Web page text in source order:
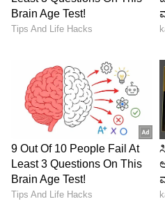
ಅವರ ಬೋಲ್ಡ್ ಫೋಟೋಗಳಿಗೆ
ಬೇಸರ ವ್ಯಕ್ತಪಡಿಸಿದ್ದಾರೆ.
ಫೋಟೋಗಳಿಗೆ ಕಾಮೆಂಟ್
ನಮ್ರತಾ ಗೌಡ ಅವರು ಬಾಲ
ಕಾಲಿರಿಸಿದರು.